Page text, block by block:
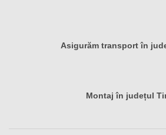
Asigurăm transport în
Montaj în județul